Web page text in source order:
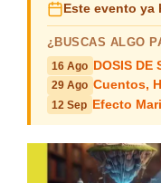
Este evento ya
¿BUSCAS ALGO
16 Ago DOSIS
29 Ago Cuentos,
12 Sep Efecto